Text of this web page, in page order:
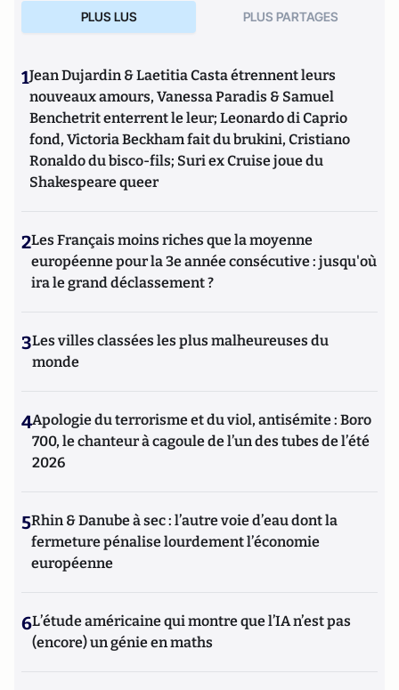
PLUS LUS PLUS PARTAGES
1Jean Dujardin & Laetitia Casta étrennent leurs
nouveaux amours, Vanessa Paradis & Samuel
Benchetrit enterrent le leur; Leonardo di Caprio
fond, Victoria Beckham fait du brukini, Cristiano
Ronaldo du bisco-fils; Suri ex Cruise joue du
Shakespeare queer
2Les Français moins riches que la moyenne
européenne pour la 3e année consécutive : jusqu'où
ira le grand déclassement ?
3Les villes classées les plus malheureuses du
monde
4Apologie du terrorisme et du viol, antisémite : Boro
700, le chanteur à cagoule de l’un des tubes de l’été
2026
5Rhin & Danube à sec : l’autre voie d’eau dont la
fermeture pénalise lourdement l’économie
européenne
6L’étude américaine qui montre que l’IA n’est pas
(encore) un génie en maths